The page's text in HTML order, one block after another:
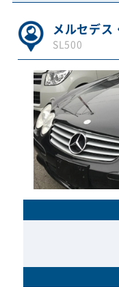
メルセデス
SL500